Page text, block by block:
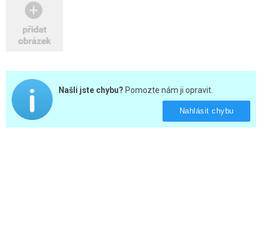
Našli jste chybu? Pomozte nám ji opravit.
Nahlásit chybu